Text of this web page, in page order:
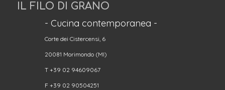
IL FILO DI GRANO
- Cucina contemporanea -
Corte dei Cistercensi, 6
20081 Morimondo (MI)
T +39 02 94609067
F +39 02 90504251